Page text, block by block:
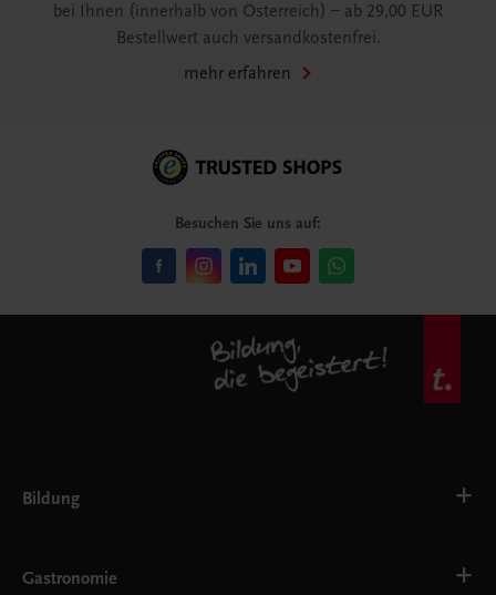
bei Ihnen (innerhalb von Österreich) – ab 29,00 EUR
Bestellwert auch versandkostenfrei.
mehr erfahren
Besuchen Sie uns auf:
Bildung
AHS
Gastronomie